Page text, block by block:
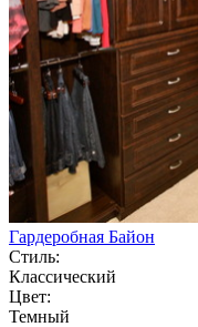
Гардеробная Байон
Стиль:
Классический
Цвет:
Темный